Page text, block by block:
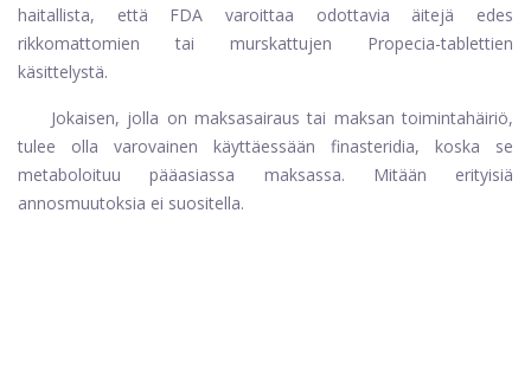
haitallista, että FDA varoittaa odottavia äitejä edes
rikkomattomien tai murskattujen Propecia-tablettien
käsittelystä.
Jokaisen, jolla on maksasairaus tai maksan toimintahäiriö,
tulee olla varovainen käyttäessään finasteridia, koska se
metaboloituu pääasiassa maksassa. Mitään erityisiä
annosmuutoksia ei suositella.